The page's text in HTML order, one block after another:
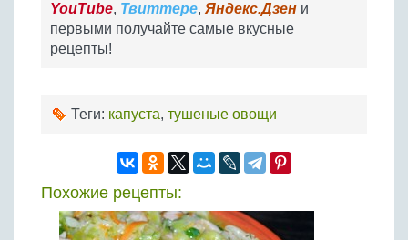
YouTube, Твиттере, Яндекс.Дзен и
первыми получайте самые вкусные
рецепты!
Теги: капуста, тушеные овощи
Похожие рецепты: